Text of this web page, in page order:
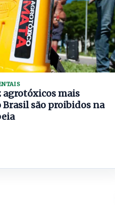
agrotóxicos mais
são proibidos na